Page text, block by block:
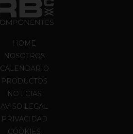
HOME
NOSOTROS
CALENDARIO
PRODUCTOS
NOTICIAS
AVISO LEGAL
PRIVACIDAD
COOKIES